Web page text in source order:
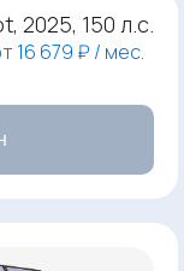
2025, 150 л.с.
16 679 ₽ / мес.